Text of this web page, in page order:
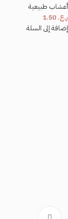
أعشاب طبيعية
ر.ع.
إضافة إلى السلة